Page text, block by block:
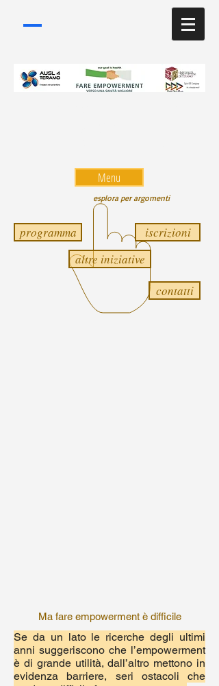
Menu
programma
esplora per argomenti
iscrizioni
altre iniziative
contatti
Se da un lato le ricerche degli ultimi
anni suggeriscono che l’empowerment
è di grande utilità, dall’altro mettono in
evidenza barriere, seri ostacoli che
Ma fare empowerment è difficile